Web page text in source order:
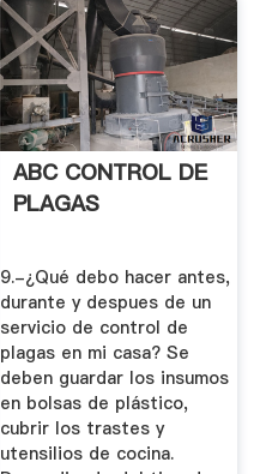
ABC CONTROL DE
PLAGAS
9.-¿Qué debo hacer antes,
durante y despues de un
servicio de control de
plagas en mi casa? Se
deben guardar los insumos
en bolsas de plástico,
cubrir los trastes y
utensilios de cocina.